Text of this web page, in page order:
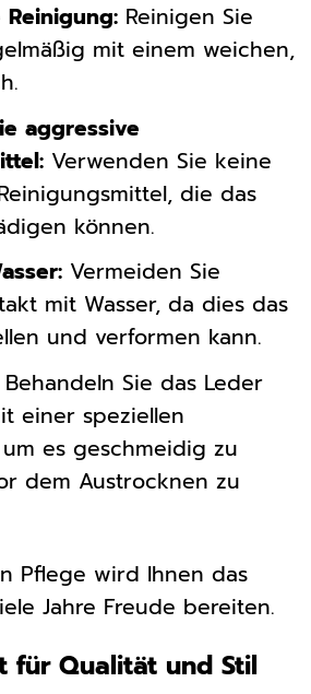
Reinigen Sie
mit einem weichen,
aggressive
Verwenden Sie keine
die das
können.
Vermeiden Sie
mit Wasser, da dies das
und verformen kann.
Sie das Leder
einer speziellen
es geschmeidig zu
dem Austrocknen zu
Pflege wird Ihnen das
Jahre Freude bereiten.
für Qualität und Stil